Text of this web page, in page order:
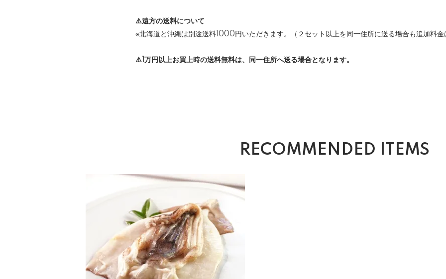
⚠️遠方の送料について
※北海道と沖縄は別途送料1000円いただきます。（２セット以上を同一住所に送る場合も追加料
⚠️1万円以上お買上時の送料無料は、同一住所へ送る場合となります。
RECOMMENDED ITEMS